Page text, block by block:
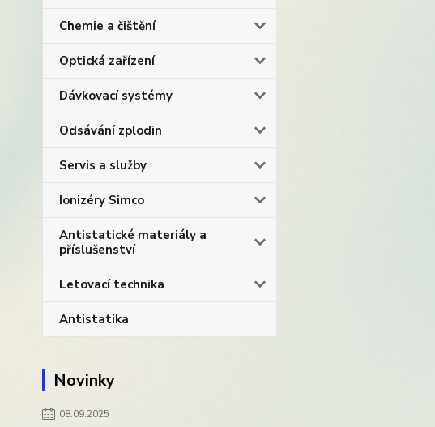
Chemie a čištění
Optická zařízení
Dávkovací systémy
Odsávání zplodin
Servis a služby
Ionizéry Simco
Antistatické materiály a
příslušenství
Letovací technika
Antistatika
Novinky
08.09.2025